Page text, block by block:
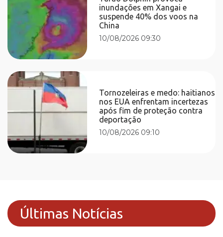
inundações em Xangai e
suspende 40% dos voos na
China
10/08/2026 09:30
Tornozeleiras e medo: haitianos
nos EUA enfrentam incertezas
após fim de proteção contra
deportação
10/08/2026 09:10
Últimas Notícias